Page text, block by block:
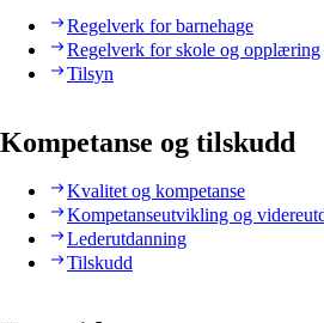
Regelverk for barnehage
Regelverk for skole og opplæring
Tilsyn
Kompetanse og tilskudd
Kvalitet og kompetanse
Kompetanseutvikling og
Lederutdanning
Tilskudd